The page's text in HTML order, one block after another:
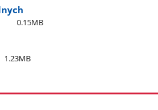
0.15MB
1.23MB